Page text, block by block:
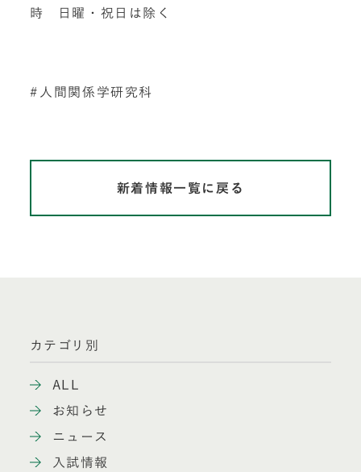
時 日曜・祝日は除く
人間関係学研究科
新着情報一覧に戻る
カテゴリ別
ALL
お知らせ
ニュース
入試情報